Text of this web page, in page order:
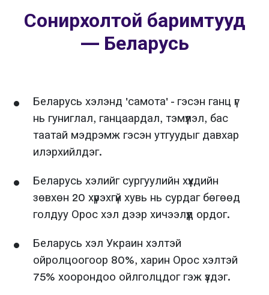
Сонирхолтой баримтууд
— Беларусь
Беларусь хэлэнд 'самота' - гэсэн ганц үг
нь гуниглал, ганцаардал, тэмүүлэл, бас
таатай мэдрэмж гэсэн утгуудыг давхар
илэрхийлдэг.
Беларусь хэлийг сургуулийн хүүхдийн
зөвхөн 20 хүрэхгүй хувь нь сурдаг бөгөөд
голдуу Орос хэл дээр хичээлүүд ордог.
Беларусь хэл Украин хэлтэй
ойролцоогоор 80%, харин Орос хэлтэй
75% хоорондоо ойлголцдог гэж үздэг.